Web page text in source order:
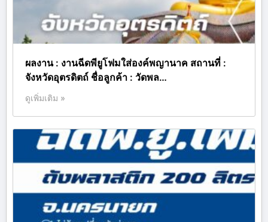
ผลงาน : งานฉีดพียูโฟมใส่องค์พญานาค สถานที่ :
จังหวัดอุตรดิตถ์ ชื่อลูกค้า : วัดพล…
ดูเพิ่มเติม »